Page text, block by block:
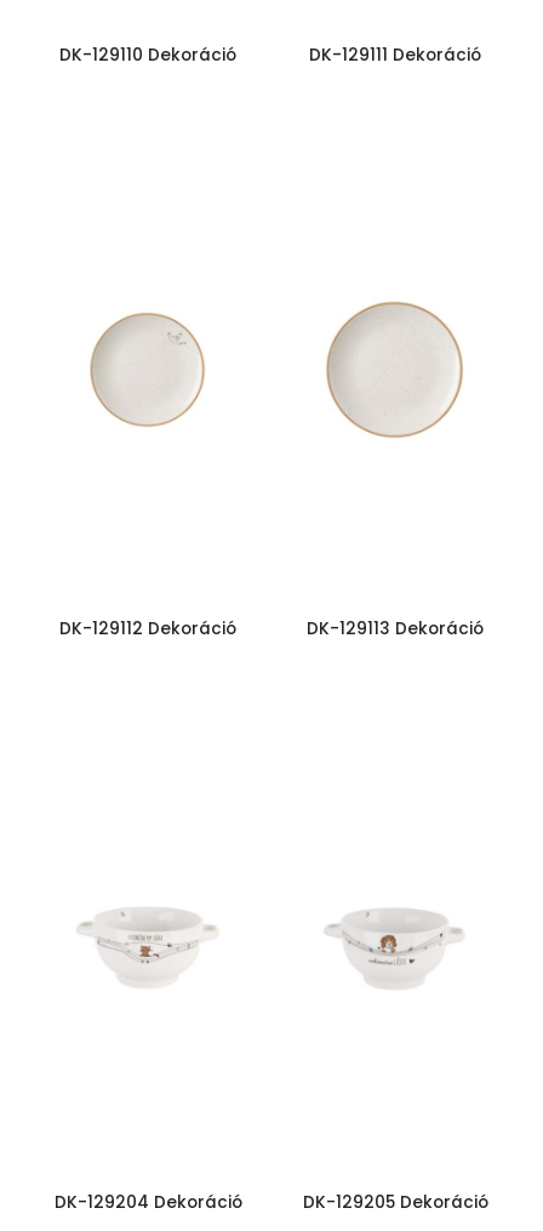
DK-129110 Dekoráció DK-129111 Dekoráció
DK-129112 Dekoráció DK-129113 Dekoráció
DK-129204 Dekoráció DK-129205 Dekoráció